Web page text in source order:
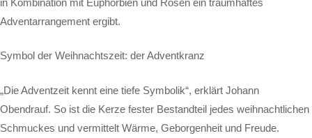
Adventarrangement ergibt.
Symbol der Weihnachtszeit: der Adventkranz
„Die Adventzeit kennt eine tiefe Symbolik“, erklärt Johann
Obendrauf. So ist die Kerze fester Bestandteil jedes weihnachtlichen
Schmuckes und vermittelt Wärme, Geborgenheit und Freude.